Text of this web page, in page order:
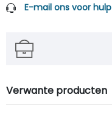
E-mail ons voor hulp
Verwante producten